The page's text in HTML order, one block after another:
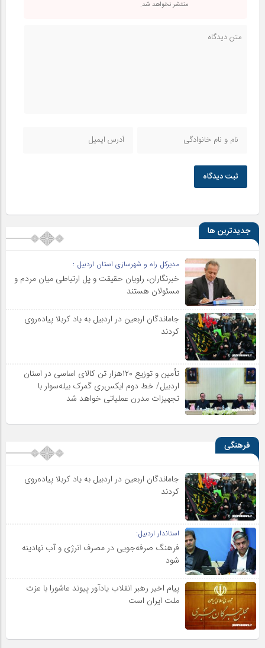
منتشر نخواهد شد.
ثبت دیدگاه
جدیدترین ها
مدیرکل راه و شهرسازی استان اردبیل :
خبرنگاران، راویان حقیقت و پل ارتباطی میان مردم و
مسئولان هستند
جاماندگان اربعین در اردبیل به یاد کربلا پیاده‌روی
کردند
تأمین و توزیع ۱۲۰هزار تن کالای اساسی در استان
اردبیل/ خط دوم ایکس‌ری گمرک بیله‌سوار با
تجهیزات مدرن عملیاتی خواهد شد
فرهنگی
جاماندگان اربعین در اردبیل به یاد کربلا پیاده‌روی
کردند
استاندار اردبیل:
فرهنگ صرفه‌جویی در مصرف انرژی و آب نهادینه
شود
پیام اخیر رهبر انقلاب یادآور پیوند عاشورا با عزت
ملت ایران است